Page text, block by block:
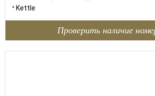
Kettle
Проверить наличие